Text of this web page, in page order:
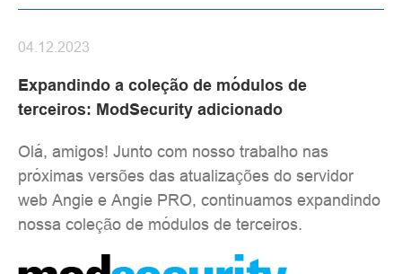
Expandindo a coleção de módulos de
terceiros: ModSecurity adicionado
04.12.2023
Olá, amigos! Junto com nosso trabalho nas
próximas versões das atualizações do servidor
web Angie e Angie PRO, continuamos expandindo
nossa coleção de módulos de terceiros.